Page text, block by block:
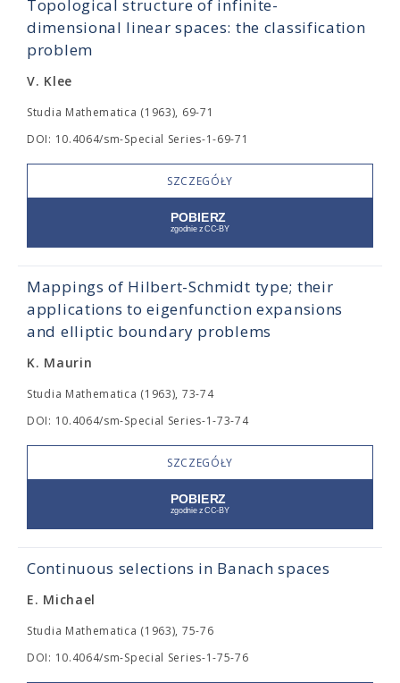
Topological structure of infinite-
dimensional linear spaces: the classification
problem
V. Klee
Studia Mathematica (1963), 69-71
DOI: 10.4064/sm-Special Series-1-69-71
SZCZEGÓŁY
Mappings of Hilbert-Schmidt type; their
applications to eigenfunction expansions
and elliptic boundary problems
K. Maurin
Studia Mathematica (1963), 73-74
DOI: 10.4064/sm-Special Series-1-73-74
SZCZEGÓŁY
Continuous selections in Banach spaces
E. Michael
Studia Mathematica (1963), 75-76
DOI: 10.4064/sm-Special Series-1-75-76